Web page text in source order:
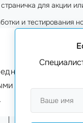
для акции
и тестирования
предприятий
контрактами.